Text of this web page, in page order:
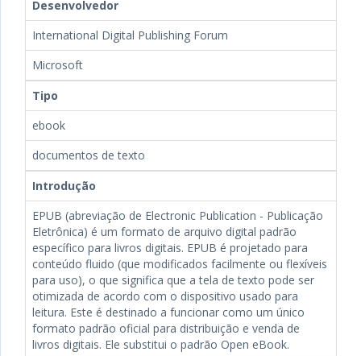
Desenvolvedor
International Digital Publishing Forum
Microsoft
Tipo
ebook
documentos de texto
Introdução
EPUB (abreviação de Electronic Publication - Publicação
Eletrônica) é um formato de arquivo digital padrão
específico para livros digitais. EPUB é projetado para
conteúdo fluido (que modificados facilmente ou flexíveis
para uso), o que significa que a tela de texto pode ser
otimizada de acordo com o dispositivo usado para
leitura. Este é destinado a funcionar como um único
formato padrão oficial para distribuição e venda de
livros digitais. Ele substitui o padrão Open eBook.